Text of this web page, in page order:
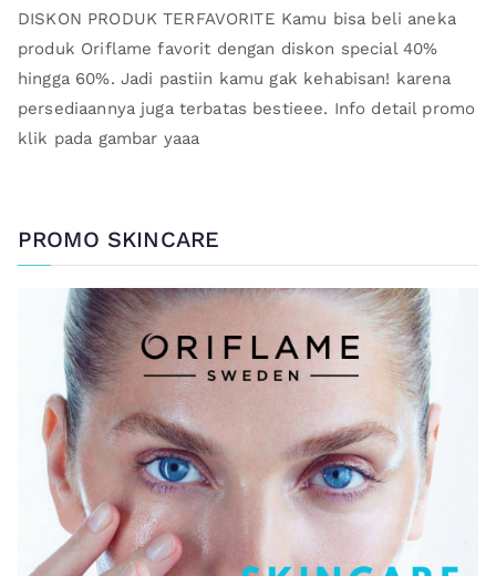
DISKON PRODUK TERFAVORITE Kamu bisa beli aneka
produk Oriflame favorit dengan diskon special 40%
hingga 60%. Jadi pastiin kamu gak kehabisan! karena
persediaannya juga terbatas bestieee. Info detail promo
klik pada gambar yaaa
PROMO SKINCARE